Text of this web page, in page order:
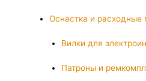
Оснастка и расходные
Вилки для
Патроны и